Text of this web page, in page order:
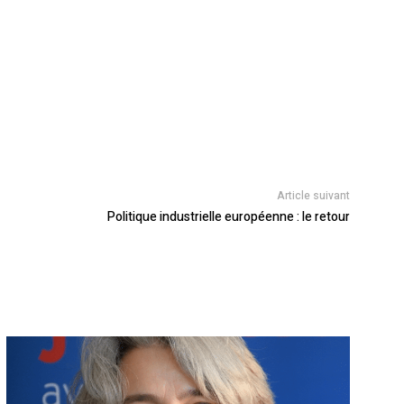
Article suivant
Politique industrielle européenne : le retour